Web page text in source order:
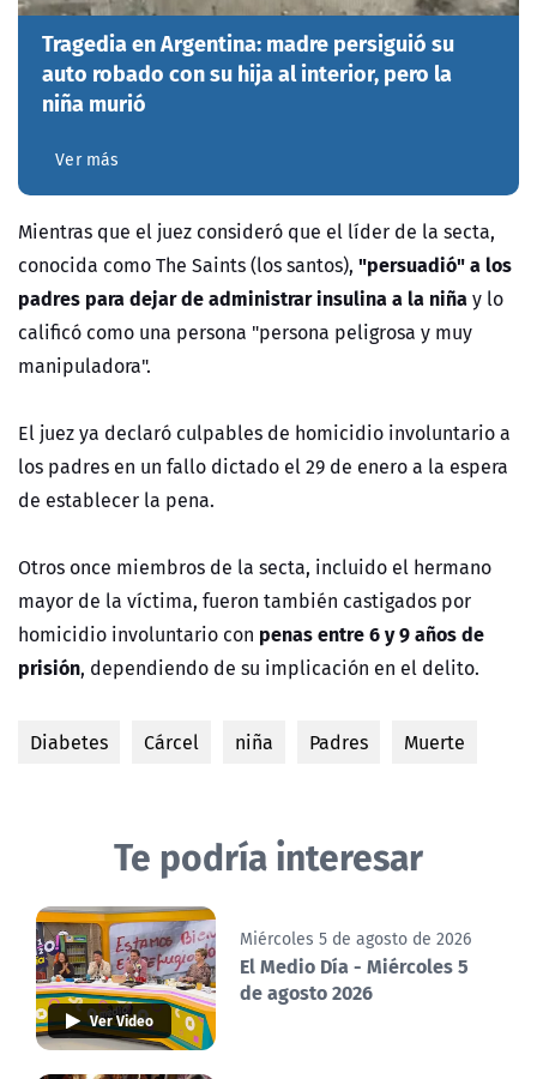
Tragedia en Argentina: madre persiguió su
auto robado con su hija al interior, pero la
niña murió
Ver más
Mientras que el juez consideró que el líder de la secta,
conocida como The Saints (los santos), "persuadió" a los
padres para dejar de administrar insulina a la niñay lo
calificó como una persona "persona peligrosa y muy
manipuladora".
El juez ya declaró culpables de homicidio involuntario a
los padres en un fallo dictado el 29 de enero a la espera
de establecer la pena.
Otros once miembros de la secta, incluido el hermano
mayor de la víctima, fueron también castigados por
homicidio involuntario con penas entre 6 y 9 años de
prisión, dependiendo de su implicación en el delito.
Diabetes Cárcel niña Padres Muerte
Te podría interesar
Ver Video
Miércoles 5 de agosto de 2026
El Medio Día - Miércoles 5
de agosto 2026